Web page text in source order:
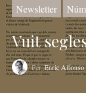
Newsletter
Vuit
PerEnric Alfonso